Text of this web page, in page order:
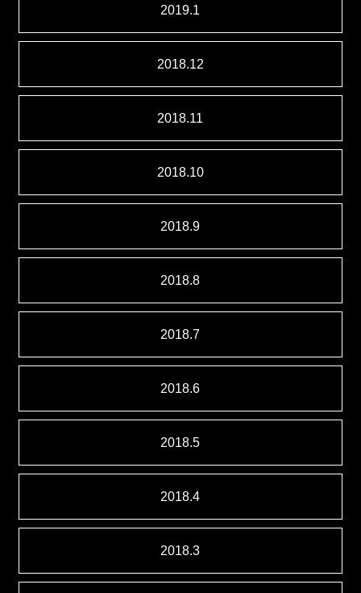
2019.1
2018.12
2018.11
2018.10
2018.9
2018.8
2018.7
2018.6
2018.5
2018.4
2018.3